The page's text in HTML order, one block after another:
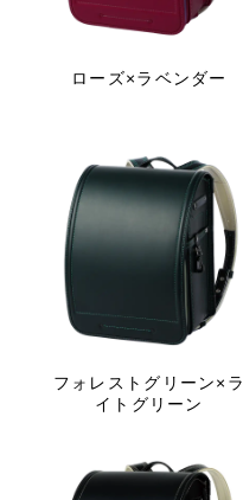
ローズ×ラベンダー
フォレストグリーン×ラ
イトグリーン